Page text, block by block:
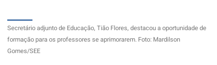
Secretário adjunto de Educação, Tião Flores, destacou a oportunidade de
formação para os professores se aprimorarem. Foto: Mardilson
Gomes/SEE